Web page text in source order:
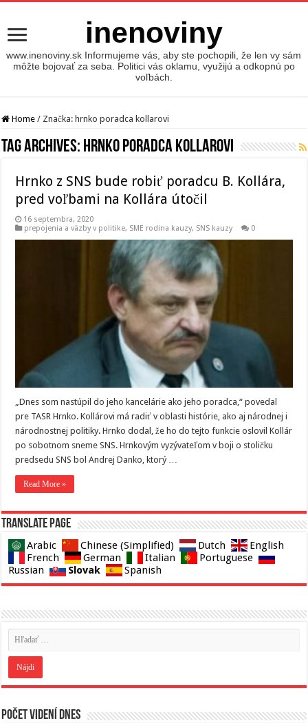
inenoviny
www.inenoviny.sk Informujeme vás, aby ste pochopili, že len vy sám
môžte bojovať za seba. Politici vás oklamu, využijú a odkopnú po
voľbách.
Home / Značka: hrnko poradca kollarovi
Tag Archives: hrnko poradca kollarovi
Hrnko z SNS bude robiť poradcu B. Kollára,
pred voľbami na Kollára útočil
16 septembra, 2020
prepojenia a väzby v politike, SME rodina kauzy, SNS kauzy 0
„Dnes som nastúpil do jeho kancelárie ako jeho poradca,“ povedal
pre TASR Hrnko. Kollárovi má radiť v oblasti histórie, ako aj národnej i
národnostnej politiky. Hrnko dodal, že ho do tejto funkcie oslovil Kollár
po sobotnom sneme SNS. Hrnkovým vyzývateľom v boji o stoličku
predsedu SNS bol Andrej Danko, ktorý …
Read More »
Translate page
Arabic Chinese (Simplified) Dutch
English
French
German Italian
Portuguese
Russian
Slovak Spanish
Počet videní dnes